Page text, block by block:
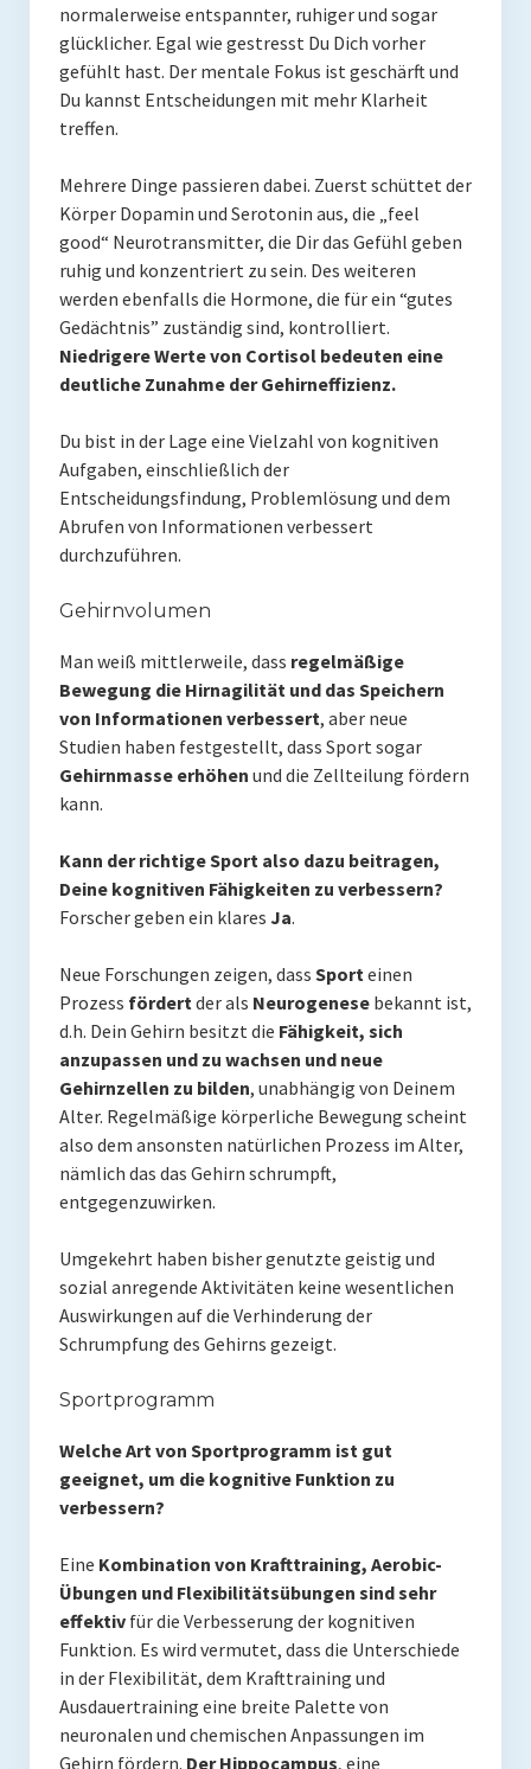
Über mich
Pawel M. Konefal
Redner
Kontakt
Impressum
Datenschutzerklärung
normalerweise entspannter, ruhiger und sogar
glücklicher. Egal wie gestresst Du Dich vorher
gefühlt hast. Der mentale Fokus ist geschärft und
Du kannst Entscheidungen mit mehr Klarheit
treffen.
Mehrere Dinge passieren dabei. Zuerst schüttet der
Körper Dopamin und Serotonin aus, die „feel
good“ Neurotransmitter, die Dir das Gefühl geben
ruhig und konzentriert zu sein. Des weiteren
werden ebenfalls die Hormone, die für ein “gutes
Gedächtnis” zuständig sind, kontrolliert.
Niedrigere Werte von Cortisol bedeuten eine
deutliche Zunahme der Gehirneffizienz.
Du bist in der Lage eine Vielzahl von kognitiven
Aufgaben, einschließlich der
Entscheidungsfindung, Problemlösung und dem
Abrufen von Informationen verbessert
durchzuführen.
Gehirnvolumen
Man weiß mittlerweile, dass regelmäßige
Bewegung die Hirnagilität und das Speichern
von Informationen verbessert, aber neue
Studien haben festgestellt, dass Sport sogar
Gehirnmasse erhöhen und die Zellteilung fördern
kann.
Kann der richtige Sport also dazu beitragen,
Deine kognitiven Fähigkeiten zu verbessern?
Forscher geben ein klares Ja.
Neue Forschungen zeigen, dass Sporteinen
Prozess fördertder als Neurogenesebekannt ist,
d.h. Dein Gehirn besitzt die Fähigkeit, sich
anzupassen und zu wachsen und neue
Gehirnzellen zu bilden, unabhängig von Deinem
Alter. Regelmäßige körperliche Bewegung scheint
also dem ansonsten natürlichen Prozess im Alter,
nämlich das das Gehirn schrumpft,
entgegenzuwirken.
Umgekehrt haben bisher genutzte geistig und
sozial anregende Aktivitäten keine wesentlichen
Auswirkungen auf die Verhinderung der
Schrumpfung des Gehirns gezeigt.
Sportprogramm
Welche Art von Sportprogramm ist gut
geeignet, um die kognitive Funktion zu
verbessern?
Eine Kombination von Krafttraining, Aerobic-
Übungen und Flexibilitätsübungen sind sehr
effektivfür die Verbesserung der kognitiven
Funktion. Es wird vermutet, dass die Unterschiede
in der Flexibilität, dem Krafttraining und
Ausdauertraining eine breite Palette von
neuronalen und chemischen Anpassungen im
Gehirn fördern. Der Hippocampus, eine